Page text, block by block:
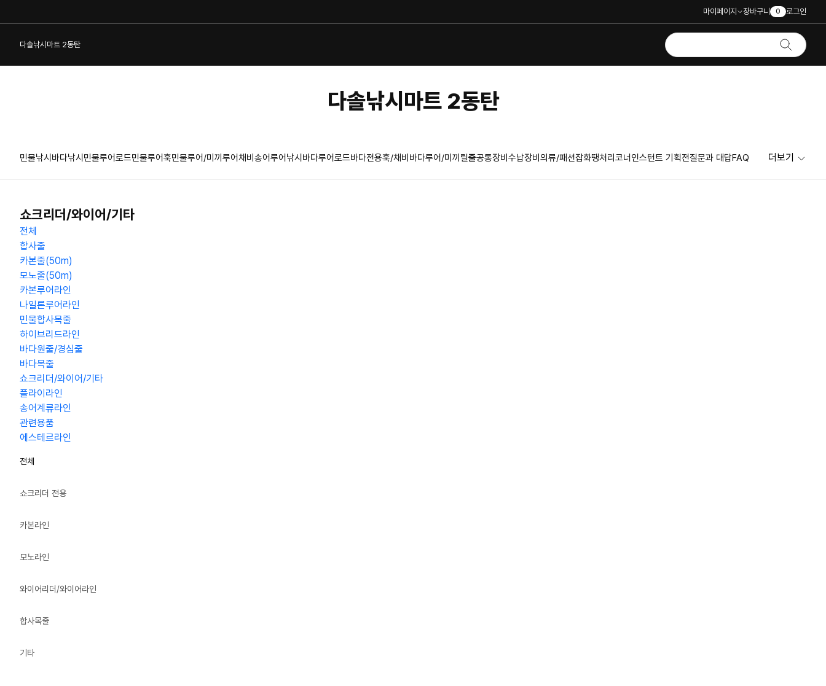
마이페이지 장바구니 0 로그인
다솔낚시마트 2동탄
다솔낚시마트 2동탄
민물낚시 바다낚시 민물루어로드민물루어훅민물루어/미끼 루어채비 송어루어낚시 바다루어로드바다전용훅/채비 바다루어/미끼 릴줄공통장비 수납장비 의류/패션잡화땡처리코너 인스턴트 기획전질문과 대답FAQ 더보기
쇼크리더/와이어/기타
전체
합사줄
카본줄(50m)
모노줄(50m)
카본루어라인
나일론루어라인
민물합사목줄
하이브리드라인
바다원줄/경심줄
바다목줄
쇼크리더/와이어/기타
플라이라인
송어계류라인
관련용품
에스테르라인
전체
쇼크리더 전용
카본라인
모노라인
와이어리더/와이어라인
합사목줄
기타